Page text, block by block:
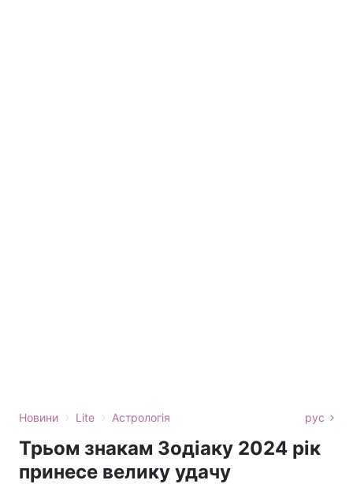
Новини › Lite › Астрологія рус
Трьом знакам Зодіаку 2024 рік
принесе велику удачу